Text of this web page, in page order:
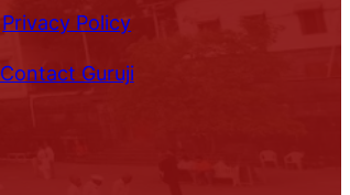
Privacy Policy
Contact Guruji